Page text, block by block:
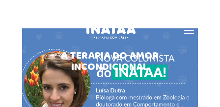
A TERAPIA DO AMOR
INCONDICIONAL